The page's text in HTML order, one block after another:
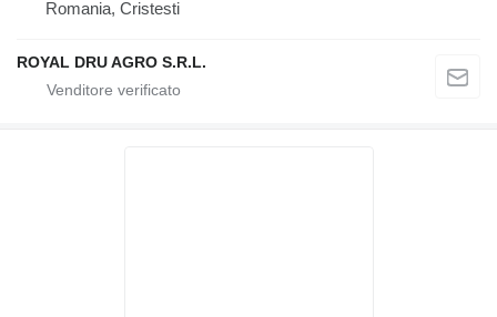
Romania, Cristesti
ROYAL DRU AGRO S.R.L.